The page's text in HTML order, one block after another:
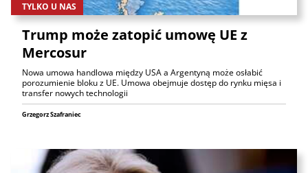
TYLKO U NAS
Trump może zatopić umowę UE z
Mercosur
Nowa umowa handlowa między USA a Argentyną może osłabić
porozumienie bloku z UE. Umowa obejmuje dostęp do rynku mięsa i
transfer nowych technologii
Grzegorz Szafraniec